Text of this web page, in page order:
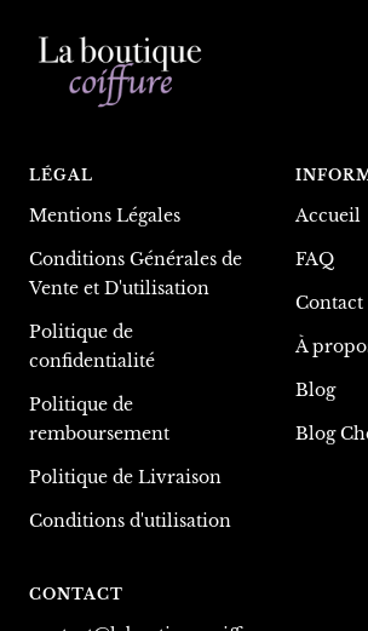
LÉGAL
Mentions Légales
Conditions Générales de
Vente et D'utilisation
Politique de
confidentialité
Politique de
remboursement
Politique de Livraison
Conditions d'utilisation
Accueil
FAQ
Contact
À
Blog
Blog
CONTACT